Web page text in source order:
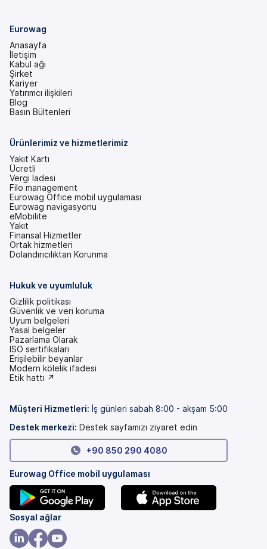
Eurowag
Anasayfa
İletişim
Kabul ağı
Şirket
Kariyer
Yatırımcı ilişkileri
(yeni
bir
Blog
Basın Bültenleri
Ürünlerimiz ve hizmetlerimiz
Yakıt Kartı
Ücretli
Vergi İadesi
Filo management
Eurowag Office mobil uygulaması
Eurowag navigasyonu
eMobilite
Yakıt
Finansal Hizmetler
Ortak hizmetleri
Dolandırıcılıktan Korunma
Hukuk ve uyumluluk
Gizlilik politikası
Güvenlik ve veri koruma
Uyum belgeleri
Yasal belgeler
Pazarlama Olarak
ISO sertifikaları
Erişilebilir beyanlar
(yeni
bir
Modern kölelik ifadesi
(yeni
Etik hattı ↗
Müşteri Hizmetleri: İş günleri sabah 8:00 - akşam 5:00
Destek merkezi: Destek sayfamızı ziyaret edin
+90 850 290 4080
Eurowag Office mobil uygulaması
(yeni
bir
sekmede)
Sosyal ağlar